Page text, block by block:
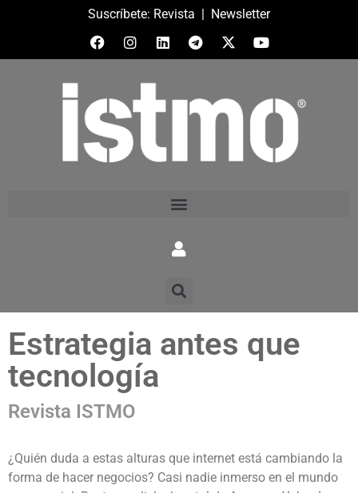
Suscríbete: Revista | Newsletter
Estrategia antes que
tecnología
Revista ISTMO
¿Quién duda a estas alturas que internet está cambiando la
forma de hacer negocios? Casi nadie inmerso en el mundo